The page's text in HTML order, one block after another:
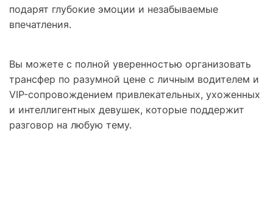
подарят глубокие эмоции и незабываемые
впечатления.
Вы можете с полной уверенностью организовать
трансфер по разумной цене с личным водителем и
VIP-сопровождением привлекательных, ухоженных
и интеллигентных девушек, которые поддержит
разговор на любую тему.